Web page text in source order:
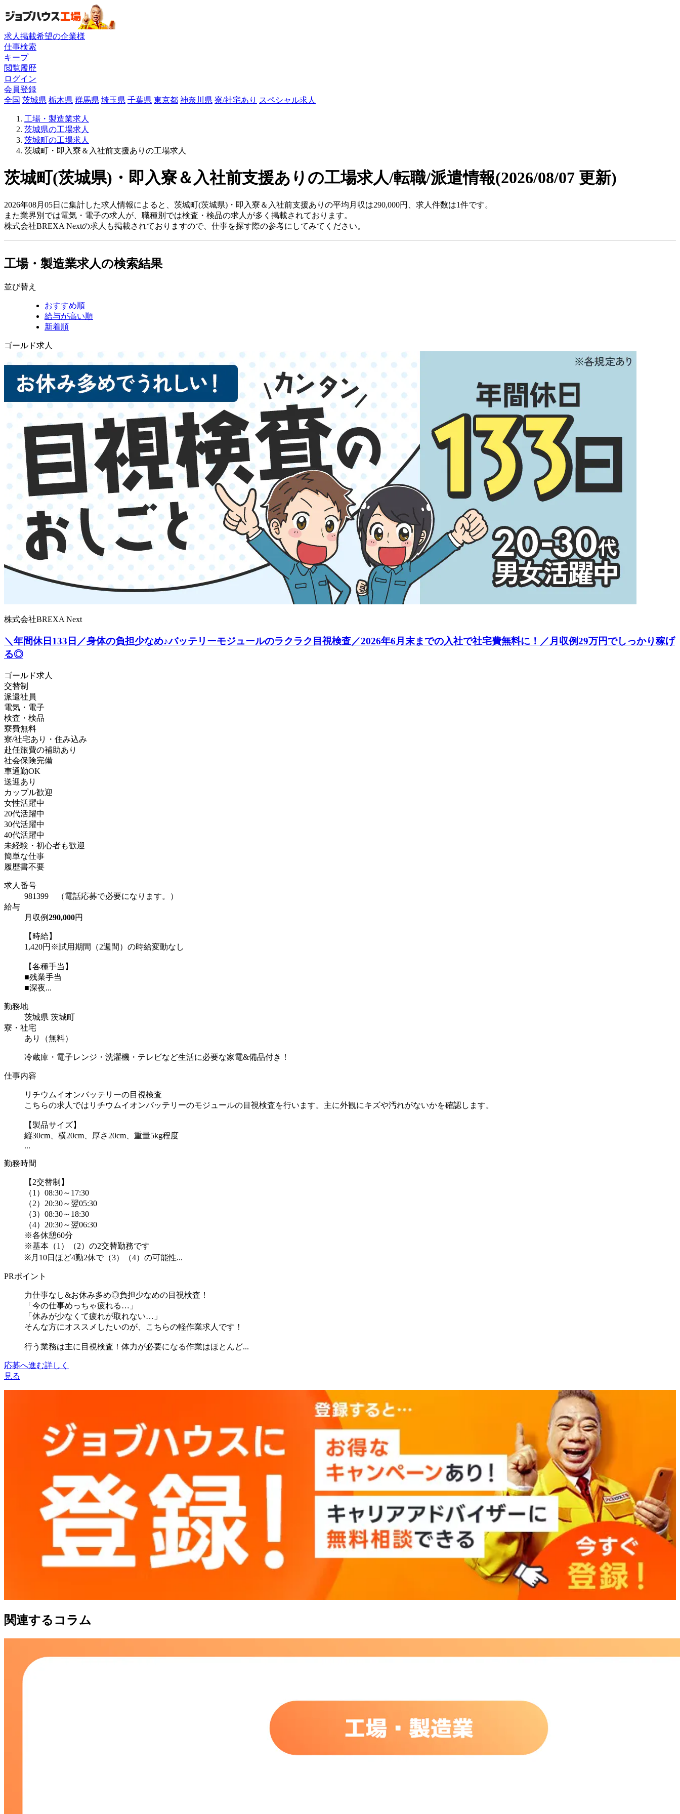
求人掲載希望の企業様
仕事検索
キープ
閲覧履歴
ログイン
会員登録
全国 茨城県 栃木県 群馬県 埼玉県 千葉県 東京都 神奈川県 寮/社宅あり スペシャル求人
工場・製造業求人
茨城県の工場求人
茨城町の工場求人
茨城町・即入寮＆入社前支援ありの工場求人
茨城町(茨城県)・即入寮＆入社前支援ありの工場求人/転職/派遣情報(2026/08/07 更新)
2026年08月05日に集計した求人情報によると、茨城町(茨城県)・即入寮＆入社前支援ありの平均月収は290,000円、求人件数は1件です。
また業界別では電気・電子の求人が、職種別では検査・検品の求人が多く掲載されております。
株式会社BREXA Nextの求人も掲載されておりますので、仕事を探す際の参考にしてみてください。
工場・製造業求人の検索結果
並び替え
おすすめ順
給与が高い順
新着順
ゴールド求人
株式会社BREXA Next
＼年間休日133日／身体の負担少なめ♪バッテリーモジュールのラクラク目視検査／2026年6月末までの入社で社宅費無料に！／月収例29万円でしっかり稼げ
る◎
ゴールド求人
交替制
派遣社員
電気・電子
検査・検品
寮費無料
寮/社宅あり・住み込み
赴任旅費の補助あり
社会保険完備
車通勤OK
送迎あり
カップル歓迎
女性活躍中
20代活躍中
30代活躍中
40代活躍中
未経験・初心者も歓迎
簡単な仕事
履歴書不要
求人番号
981399 （電話応募で必要になります。）
給与
月収例290,000円
【時給】
1,420円※試用期間（2週間）の時給変動なし
【各種手当】
■残業手当
■深夜...
勤務地
茨城県 茨城町
寮・社宅
あり（無料）
冷蔵庫・電子レンジ・洗濯機・テレビなど生活に必要な家電&備品付き！
仕事内容
リチウムイオンバッテリーの目視検査
こちらの求人ではリチウムイオンバッテリーのモジュールの目視検査を行います。主に外観にキズや汚れがないかを確認します。
【製品サイズ】
縦30cm、横20cm、厚さ20cm、重量5kg程度
...
勤務時間
【2交替制】
（1）08:30～17:30
（2）20:30～翌05:30
（3）08:30～18:30
（4）20:30～翌06:30
※各休憩60分
※基本（1）（2）の2交替勤務です
※月10日ほど4勤2休で（3）（4）の可能性...
PRポイント
力仕事なし&お休み多め◎負担少なめの目視検査！
「今の仕事めっちゃ疲れる…」
「休みが少なくて疲れが取れない…」
そんな方にオススメしたいのが、こちらの軽作業求人です！
行う業務は主に目視検査！体力が必要になる作業はほとんど...
応募へ進む詳しく
見る
関連するコラム